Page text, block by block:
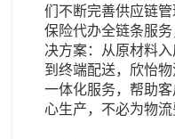
们不断完善供应链管
保险代办全链条服
决方案：从原材料
到终端配送，欣怡
一体化服务，帮助
心生产，不必为物流